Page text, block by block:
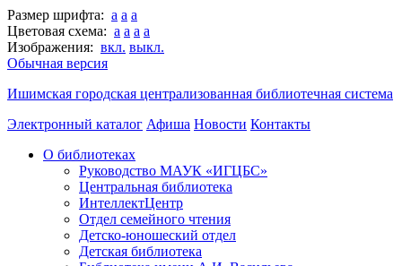
Размер шрифта: a a a
Цветовая схема: a a a a
Изображения: вкл. выкл.
Обычная версия
Ишимская городская централизованная библиотечная система
Электронный каталог Афиша Новости Контакты
О библиотеках
Руководство МАУК «ИГЦБС»
Центральная библиотека
ИнтеллектЦентр
Отдел семейного чтения
Детско-юношеский отдел
Детская библиотека